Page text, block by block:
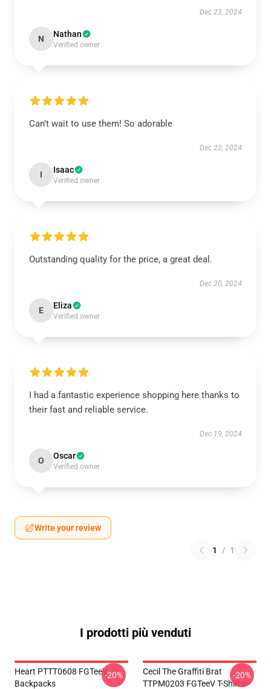
Dec 23, 2024
N Nathan
Verified owner
Can’t wait to use them! So adorable
Dec 22, 2024
I Isaac
Verified owner
Outstanding quality for the price, a great deal.
Dec 20, 2024
E Eliza
Verified owner
I had a fantastic experience shopping here thanks to
their fast and reliable service.
Dec 19, 2024
O Oscar
Verified owner
Write your review
1 / 1
I prodotti più venduti
Heart PTTT0608 FGTeeV
Backpacks
-20%
Cecil The Graffiti Brat
TTPM0203 FGTeeV T-Shirts
-20%